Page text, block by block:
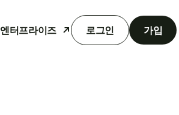
엔터프라이즈 로그인 가입